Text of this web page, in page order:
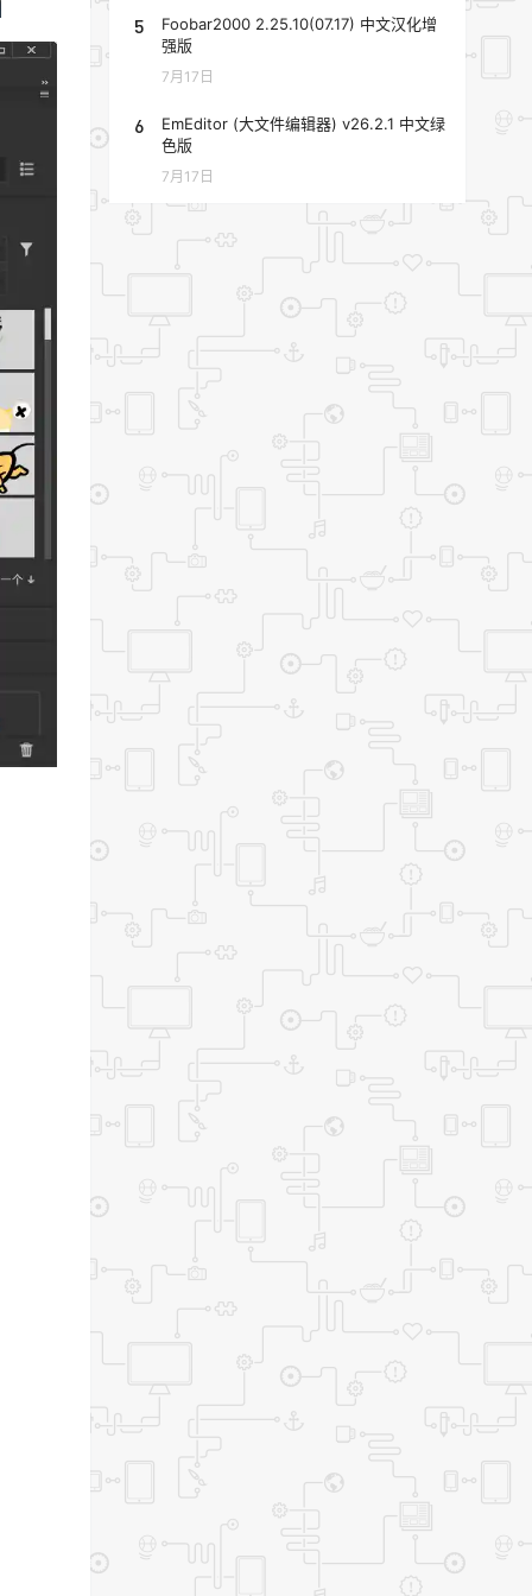
5
Foobar2000 2.25.10(07.17) 中文汉化增
强版
7月17日
6
EmEditor (大文件编辑器) v26.2.1 中文绿
色版
7月17日